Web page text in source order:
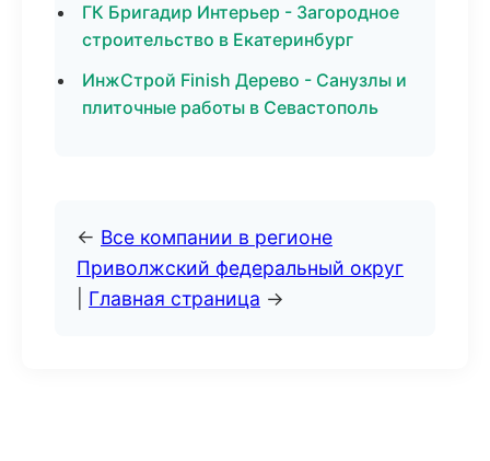
ГК Бригадир Интерьер - Загородное
строительство в Екатеринбург
ИнжСтрой Finish Дерево - Санузлы и
плиточные работы в Севастополь
← Все компании в регионе
Приволжский федеральный округ
Главная страница →